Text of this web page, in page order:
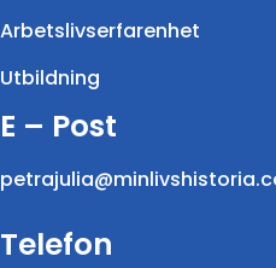
Arbetslivserfarenhet
Utbildning
E – Post
Telefon